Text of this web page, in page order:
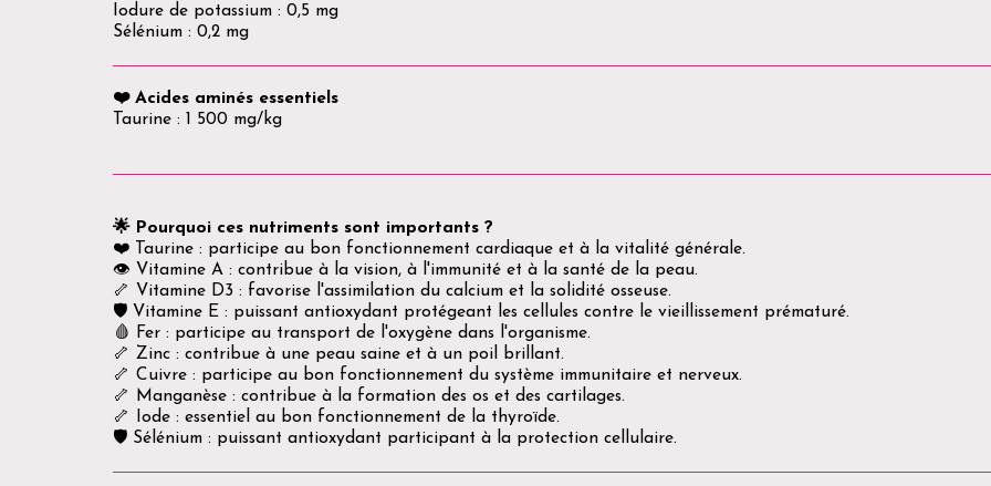
Iodure de potassium : 0,5 mg
Sélénium : 0,2 mg
❤️ Acides aminés essentiels
Taurine : 1 500 mg/kg
🌟 Pourquoi ces nutriments sont importants ?
❤️ Taurine : participe au bon fonctionnement cardiaque et à la vitalité générale.
👁️ Vitamine A : contribue à la vision, à l'immunité et à la santé de la peau.
🦴 Vitamine D3 : favorise l'assimilation du calcium et la solidité osseuse.
🛡️ Vitamine E : puissant antioxydant protégeant les cellules contre le vieillissement prématuré.
🩸 Fer : participe au transport de l'oxygène dans l'organisme.
🦴 Zinc : contribue à une peau saine et à un poil brillant.
🦴 Cuivre : participe au bon fonctionnement du système immunitaire et nerveux.
🦴 Manganèse : contribue à la formation des os et des cartilages.
🦴 Iode : essentiel au bon fonctionnement de la thyroïde.
🛡️ Sélénium : puissant antioxydant participant à la protection cellulaire.